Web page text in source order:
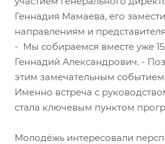
Геннадия Мамаева, его
направлениям и
- Мы собираемся вместе уже 15
Геннадий Александрович. -
этим замечательным
Именно встреча с
стала ключевым пунктом
Молодёжь интересовали